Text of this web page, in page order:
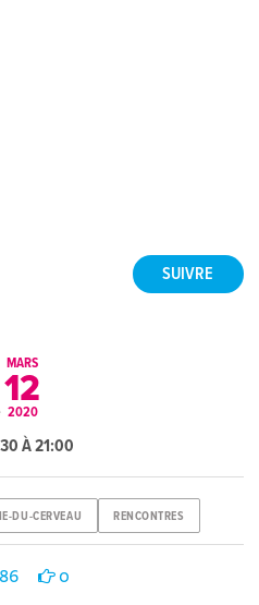
MARS
12
2020
À 21:00
DU-CERVEAU RENCONTRES
0